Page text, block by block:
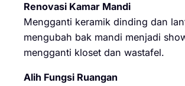
Renovasi Kamar Mandi
Mengganti keramik dinding dan
mengubah bak mandi menjadi
mengganti kloset dan wastafel.
Alih Fungsi Ruangan